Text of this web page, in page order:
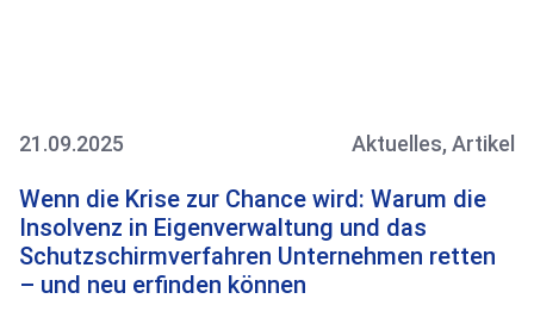
21.09.2025 Aktuelles, Artikel
Wenn die Krise zur Chance wird: Warum die
Insolvenz in Eigenverwaltung und das
Schutzschirmverfahren Unternehmen retten
– und neu erfinden können